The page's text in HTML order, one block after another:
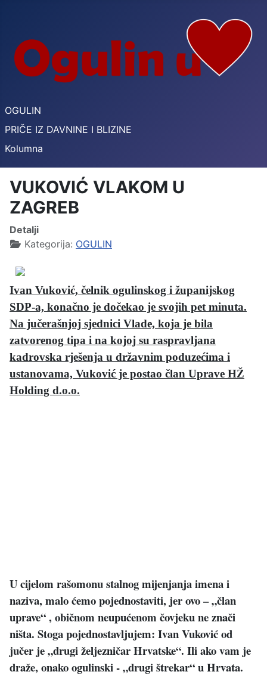
OGULIN
PRIČE IZ DAVNINE I BLIZINE
Kolumna
VUKOVIĆ VLAKOM U
ZAGREB
Detalji
Kategorija: OGULIN
Ivan Vuković, čelnik ogulinskog i županijskog
SDP-a, konačno je dočekao je svojih pet minuta.
Na jučerašnjoj sjednici Vlade, koja je bila
zatvorenog tipa i na kojoj su raspravljana
kadrovska rješenja u državnim poduzećima i
ustanovama, Vuković je postao član Uprave HŽ
Holding d.o.o.
U cijelom rašomonu stalnog mijenjanja imena i
naziva, malo ćemo pojednostaviti, jer ovo – „član
uprave“ , običnom neupućenom čovjeku ne znači
ništa. Stoga pojednostavljujem: Ivan Vuković od
jučer je „drugi željezničar Hrvatske“. Ili ako vam je
draže, onako ogulinski - „drugi štrekar“ u Hrvata.